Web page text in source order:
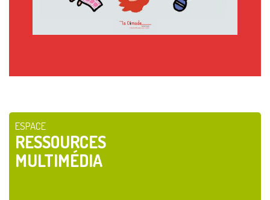
ESPACE
RESSOURCES
MULTIMÉDIA